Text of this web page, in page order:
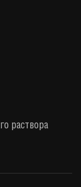
раствора